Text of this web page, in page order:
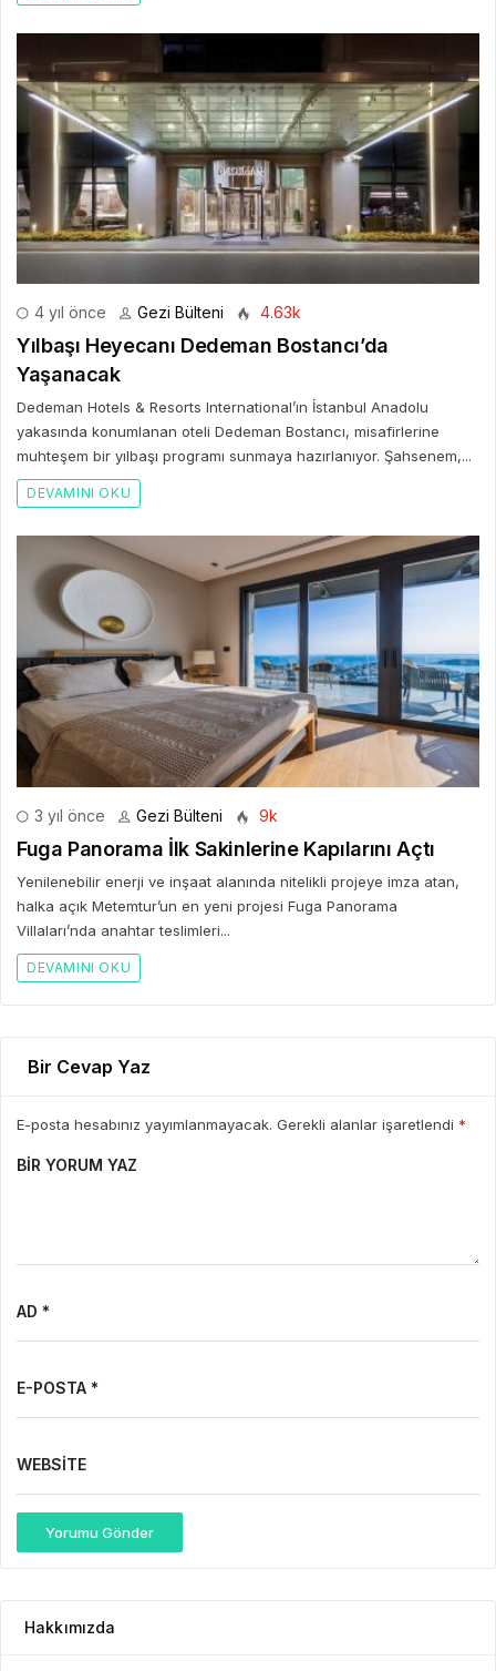
4 yıl önce Gezi Bülteni 4.63k
Yılbaşı Heyecanı Dedeman Bostancı’da
Yaşanacak
Dedeman Hotels & Resorts International’ın İstanbul Anadolu
yakasında konumlanan oteli Dedeman Bostancı, misafirlerine
muhteşem bir yılbaşı programı sunmaya hazırlanıyor. Şahsenem,...
DEVAMINI OKU
3 yıl önce Gezi Bülteni 9k
Fuga Panorama İlk Sakinlerine Kapılarını Açtı
Yenilenebilir enerji ve inşaat alanında nitelikli projeye imza atan,
halka açık Metemtur’un en yeni projesi Fuga Panorama
Villaları’nda anahtar teslimleri...
DEVAMINI OKU
Bir Cevap Yaz
E-posta hesabınız yayımlanmayacak. Gerekli alanlar işaretlendi *
BIR YORUM YAZ
AD *
E-POSTA *
WEBSITE
Yorumu Gönder
Hakkımızda